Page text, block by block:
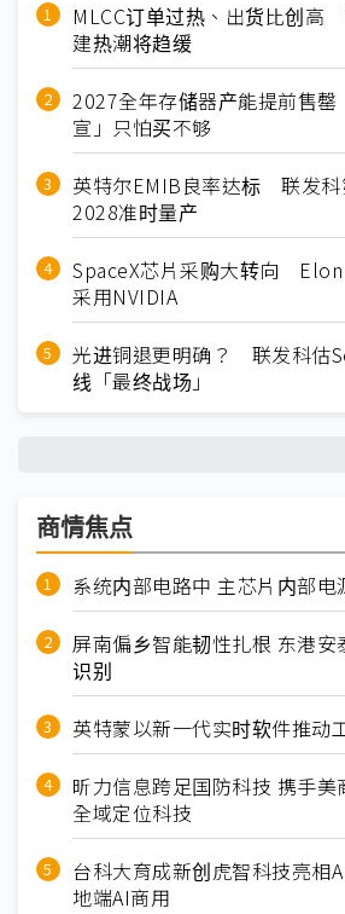
MLCC订单过热、出货比创高
建热潮将趋缓
2027全年存储器产能提前售
宣」只怕买不够
英特尔EMIB良率达标 联发科
2028准时量产
SpaceX芯片采购大转向
采用NVIDIA
光进铜退更明确？ 联发科估
线「最终战场」
商情焦点
系统内部电路中 主芯片内部电
屏南偏乡智能韧性扎根 东港安
识别
英特蒙以新一代实时软件推动
昕力信息跨足国防科技 携手
全域定位科技
台科大育成新创虎智科技亮相
地端AI商用